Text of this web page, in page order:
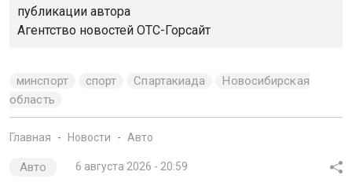
публикации автора
Агентство новостей ОТС-Горсайт
минспорт спорт Спартакиада
Новосибирская
область
Главная Новости Авто
Авто 6 августа 2026 - 20:59